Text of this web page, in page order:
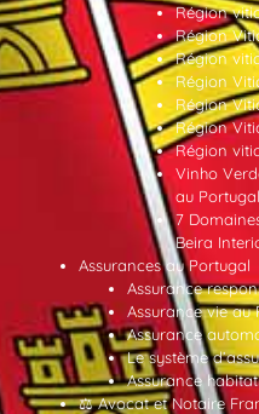
Région
Région
Région
Région
Région
Région
Région
Vinho
au Portugal
7
Beira
Assurances au Portugal
Assurance
Assurance vie au
Assurance
Le système
Assurance
⚖️ Avocat et Notaire